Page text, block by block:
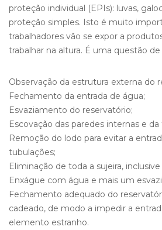
proteção individual (EPIs): luvas,
proteção simples. Isto é muito
trabalhadores vão se expor a
trabalhar na altura. É uma questão de
Observação da estrutura externa do
Fechamento da entrada de água;
Esvaziamento do reservatório;
Escovação das paredes internas e da
Remoção do lodo para evitar a
tubulações;
Eliminação de toda a sujeira,
Enxágue com água e mais um
Fechamento adequado do
cadeado, de modo a impedir a
elemento estranho.